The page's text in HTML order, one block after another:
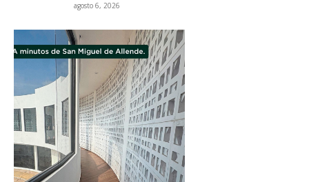
agosto 6, 2026